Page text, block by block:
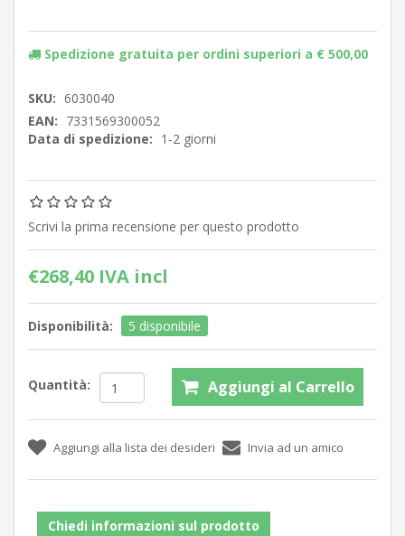
Spedizione gratuita per ordini superiori a € 500,00
SKU: 6030040
EAN: 7331569300052
Data di spedizione: 1-2 giorni
Scrivi la prima recensione per questo prodotto
€268,40 IVA incl
Disponibilità: 5 disponibile
Quantità:
Chiedi informazioni sul prodotto